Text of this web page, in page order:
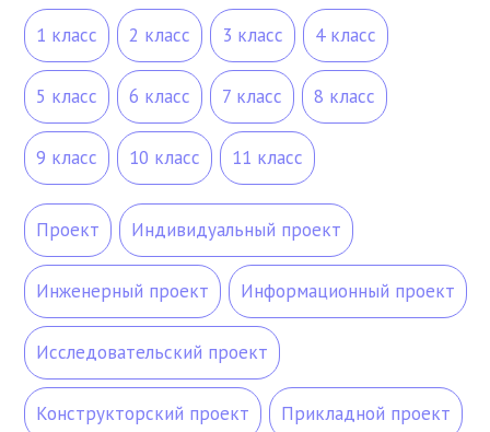
1 класс 2 класс 3 класс 4 класс
5 класс 6 класс 7 класс 8 класс
9 класс 10 класс 11 класс
Проект Индивидуальный проект
Инженерный проект Информационный проект
Исследовательский проект
Конструкторский проект Прикладной проект